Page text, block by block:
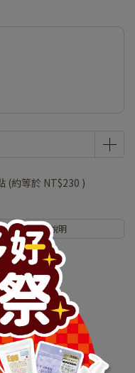
(約等於 NT$230 )
規格說明